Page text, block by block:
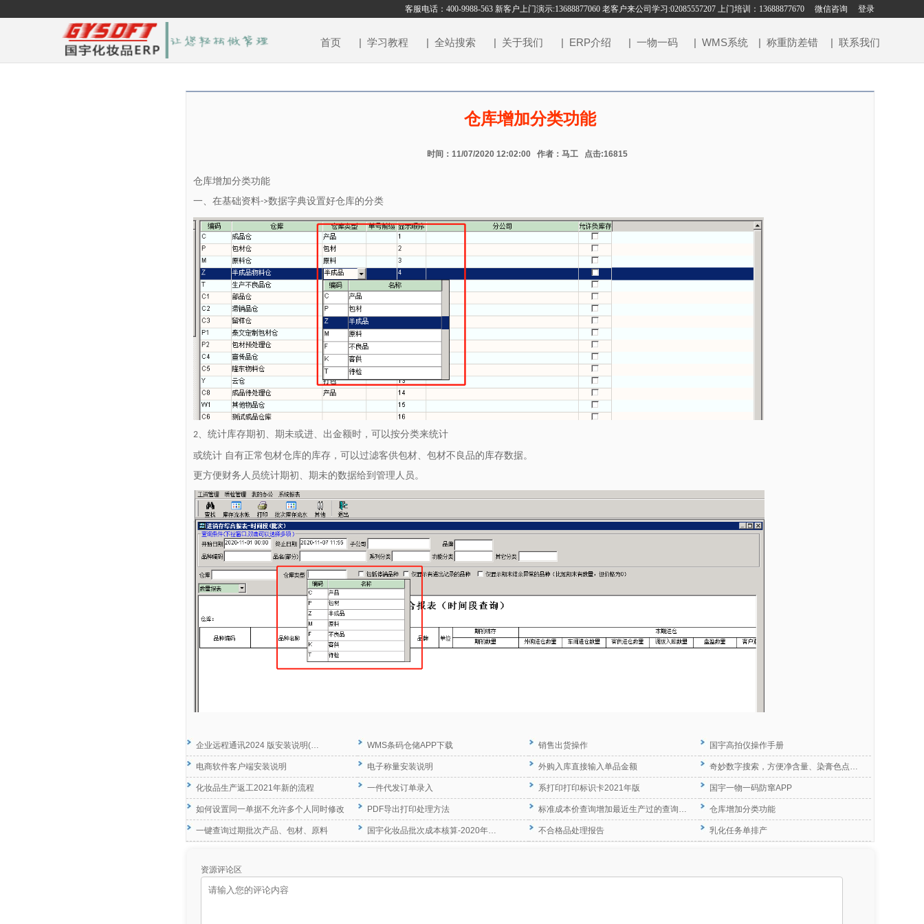
登录
微信咨询
客服电话：400-9988-563 新客户上门演示:13688877060 老客户来公司学习:02085557207 上门培训：13688877670
首页 | 学习教程 | 全站搜索 | 关于我们 | ERP介绍 | 一物一码 | WMS系统 | 称重防差错 | 联系我们
仓库增加分类功能
时间：11/07/2020 12:02:00 作者：马工 点击:16815
仓库增加分类功能
一、在基础资料->数据字典设置好仓库的分类
2、 统计库存期初、期未或进、出金额时，可以按分类来统计
或统计 自有正常包材仓库的库存，可以过滤客供包材、包材不良品的库存数据。
更方便财务人员统计期初、期未的数据给到管理人员。
企业远程通讯2024 版安装说明(… WMS条码仓储APP下载 销售出货操作 国宇高拍仪操作手册
电商软件客户端安装说明 电子称量安装说明 外购入库直接输入单品金额 奇妙数字搜索，方便净含量、染膏色点…
化妆品生产返工2021年新的流程 一件代发订单录入 系打印打印标识卡2021年版 国宇一物一码防窜APP
如何设置同一单据不允许多个人同时修改 PDF导出打印处理方法 标准成本价查询增加最近生产过的查询… 仓库增加分类功能
一键查询过期批次产品、包材、原料 国宇化妆品批次成本核算-2020年… 不合格品处理报告 乳化任务单排产
资源评论区